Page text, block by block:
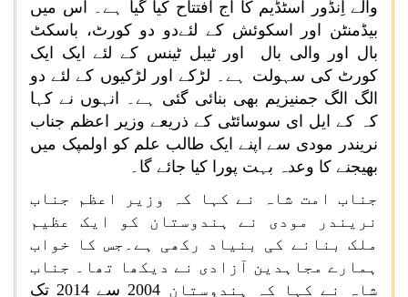
والے اِنڈور اسٹڈیم کا آج افتتاح کیا گیا ہے۔ اس میں
بیڈمنٹن اور اسکوئش کے لئےدو دو کورٹ، باسکٹ
بال اور والی بال اور ٹیبل ٹینس کے لئے ایک ایک
کورٹ کی سہولت ہے۔ لڑکے اور لڑکیوں کے لئے دو
الگ الگ جمنیزیم بھی بنائی گئی ہے۔ انہوں نے کہا
کہ کے ایل ای سوسائٹی کے ذریعے وزیر اعظم جناب
نریندر مودی سے اپنے ایک طالب علم کو اولمپک میں
بھیجنے کا وعدہ بہت پورا کیا جائے گا۔
جناب امت شاہ نے کہا کہ وزیر اعظم جناب
نریندر مودی نے ہندوستان کو ایک عظیم
ملک بنانے کی بنیاد رکھی ہے۔جس کا خواب
ہمارے مجاہدین آزادی نے دیکھا تھا۔ جناب
شاہ نے کہا کہ ہندوستان 2004 سے 2014 تک